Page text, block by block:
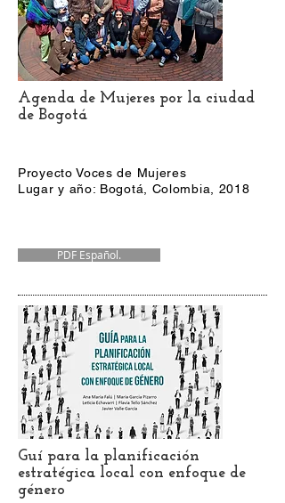
Agenda de Mujeres por la ciudad
de Bogotá
Proyecto Voces de Mujeres
Lugar y año: Bogotá, Colombia, 2018
PDF Español.
Guí para la planificación
estratégica local con enfoque de
género